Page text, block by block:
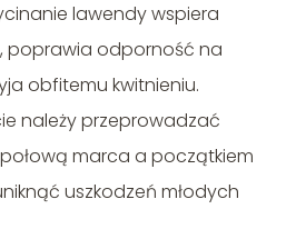
lawendy wspiera
poprawia odporność na
obfitemu kwitnieniu.
należy przeprowadzać
marca a początkiem
uszkodzeń młodych